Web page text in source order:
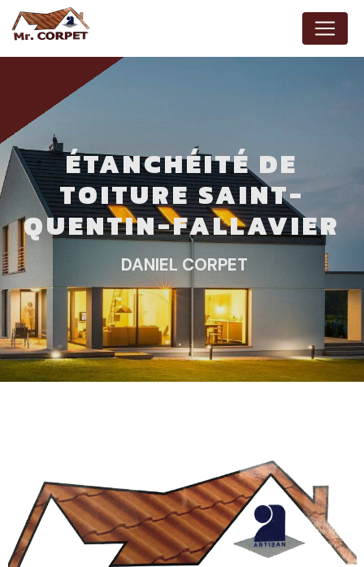
ÉTANCHÉITÉ DE
TOITURE SAINT-
QUENTIN-FALLAVIER
DANIEL CORPET
Panneau de gestion des cookies